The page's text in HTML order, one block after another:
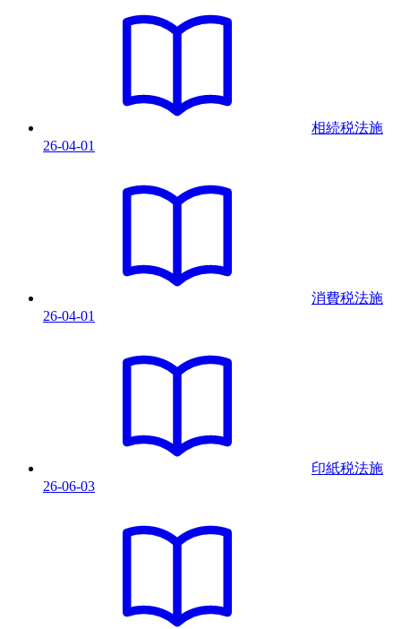
相続税法施
26-04-01
消費税法施
26-04-01
印紙税法施
26-06-03